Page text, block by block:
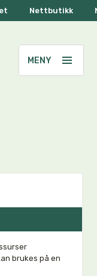
Nettbutikk
brukes på en